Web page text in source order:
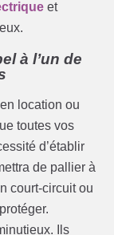
et
à l’un de
location ou
toutes vos
d’établir
de pallier à
court-circuit ou
Ils